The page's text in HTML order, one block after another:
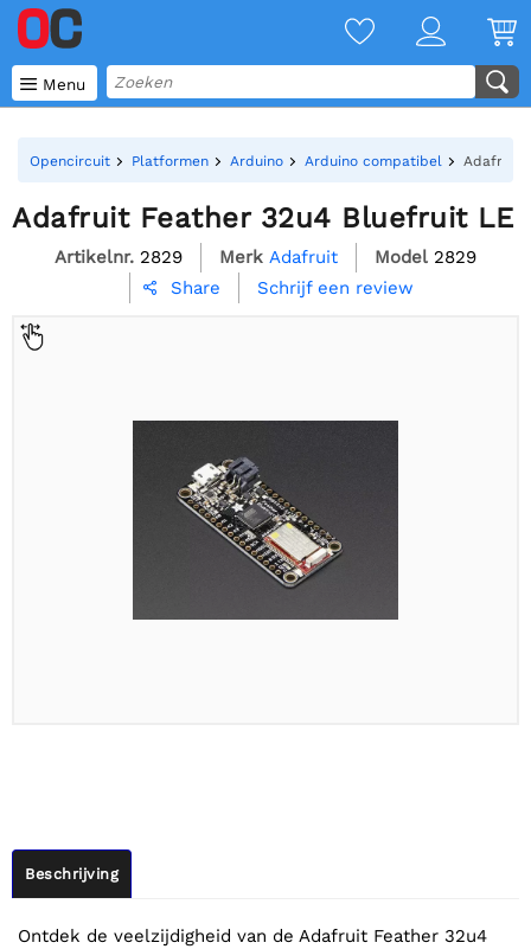
 Menu
Opencircuit Platformen Arduino Arduino compatibel Adafruit
Adafruit Feather 32u4 Bluefruit LE
Artikelnr. 2829 Merk Adafruit Model 2829
 Share Schrijf een review
Beschrijving
Ontdek de veelzijdigheid van de Adafruit Feather 32u4